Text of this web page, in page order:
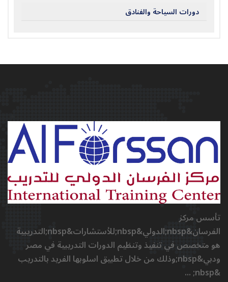
دورات السياحة والفنادق
تأسس مركز
الفرسان&nbsp;الدولي&nbsp;للأستشارات&nbsp;التدريبية
هو متخصص في تنفيذ وتنظيم الدورات التدريبية في مصر
ودبي&nbsp;وذلك من خلال تطبيق اسلوبها الفريد بالتدريب
&nbsp; ...